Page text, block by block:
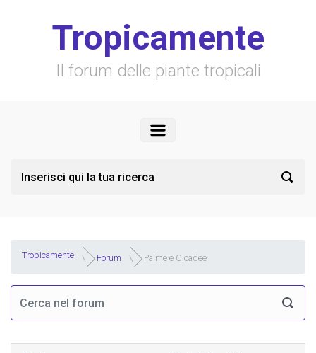
Tropicamente
Il forum delle piante tropicali
Tropicamente Forum Palme e Cicadee